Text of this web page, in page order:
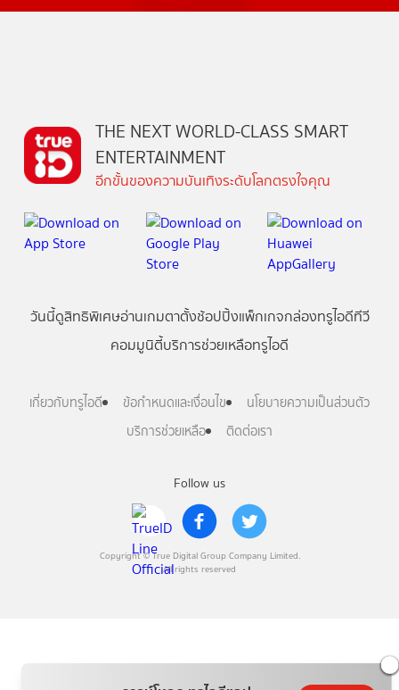
Follow us
Copyright © True Digital Group Company Limited.
All rights reserved
THE NEXT WORLD-CLASS SMART
ENTERTAINMENT
อีกขั้นของความบันเทิงระดับโลกตรงใจคุณ
วันนี้ดูสิทธิพิเศษอ่านเกมตาตั้งช้อปปิ้งแพ็กเกจกล่องทรูไอดีทีวี
คอมมูนิตี้บริการช่วยเหลือทรูไอดี
เกี่ยวกับทรูไอดี ข้อกำหนดและเงื่อนไข
นโยบายความเป็นส่วนตัว
บริการช่วยเหลือ
ติดต่อเรา